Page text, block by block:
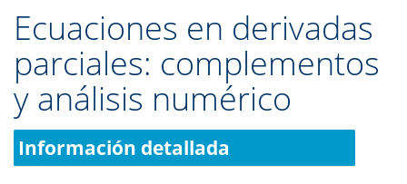
Ecuaciones en derivadas
parciales: complementos
y análisis numérico
Información detallada